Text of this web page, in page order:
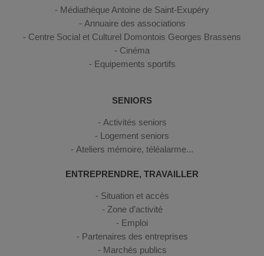
Médiathèque Antoine de Saint-Exupéry
Annuaire des associations
Centre Social et Culturel Domontois Georges Brassens
Cinéma
Equipements sportifs
SENIORS
Activités seniors
Logement seniors
Ateliers mémoire, téléalarme...
ENTREPRENDRE, TRAVAILLER
Situation et accès
Zone d’activité
Emploi
Partenaires des entreprises
Marchés publics